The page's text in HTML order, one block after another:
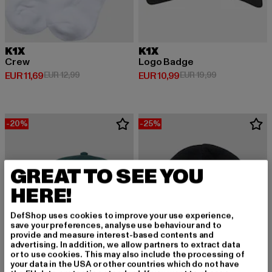
K1X
Crew
EUR 11,69
Derzeitiger Preis: EUR 11,69
EUR 12,99Aktionspreis: EUR 12,99
K1X
Logo Badge
EUR 10,99
Derzeitiger Preis: EUR 10,99
EUR 19,99Aktionspreis:
-20% -25%
GREAT TO SEE YOU
HERE!
DefShop uses cookies to improve your use experience,
save your preferences, analyse use behaviour and to
provide and measure interest-based contents and
advertising. In addition, we allow partners to extract data
or to use cookies. This may also include the processing of
your data in the USA or other countries which do not have